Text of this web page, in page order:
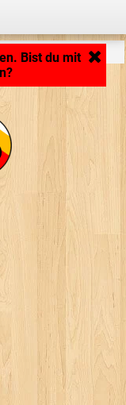
... ...